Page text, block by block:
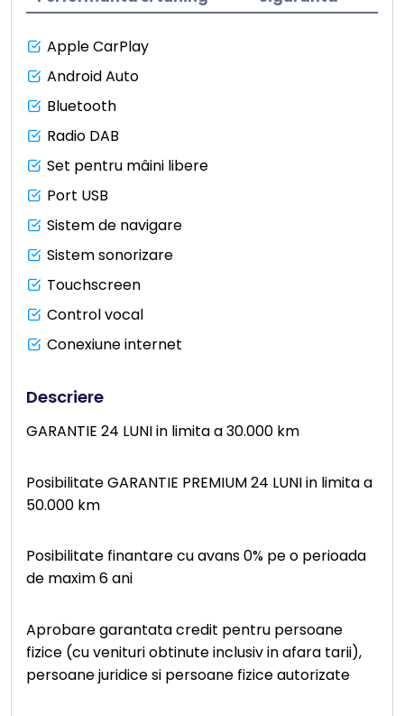
Apple CarPlay
Android Auto
Bluetooth
Radio DAB
Set pentru mâini libere
Port USB
Sistem de navigare
Sistem sonorizare
Touchscreen
Control vocal
Conexiune internet
Descriere
GARANTIE 24 LUNI in limita a 30.000 km
Posibilitate GARANTIE PREMIUM 24 LUNI in limita a
50.000 km
Posibilitate finantare cu avans 0% pe o perioada
de maxim 6 ani
Aprobare garantata credit pentru persoane
fizice (cu venituri obtinute inclusiv in afara tarii),
persoane juridice si persoane fizice autorizate